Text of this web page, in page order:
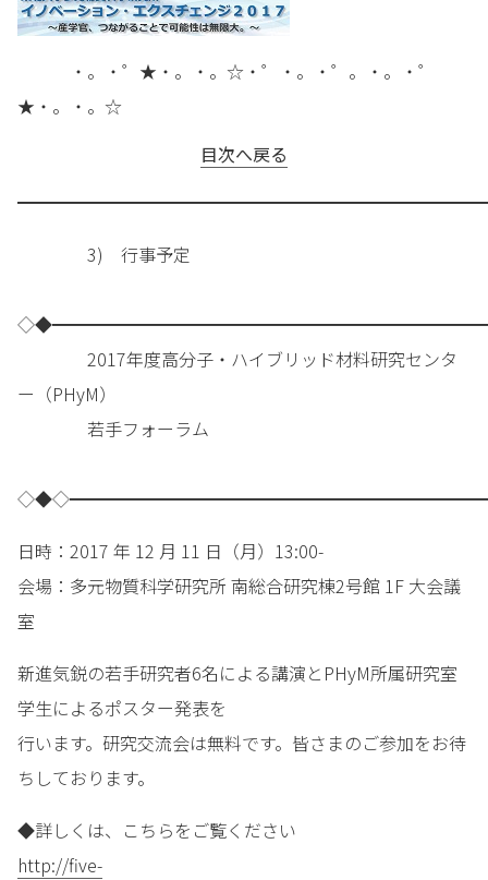
・。・゜★・。・。☆・゜・。・゜。・。・゜
★・。・。☆
目次へ戻る
3) 行事予定
2017年度高分子・ハイブリッド材料研究センタ
ー（PHyM）
若手フォーラム
日時：2017 年 12 月 11 日（月）13:00-
会場：多元物質科学研究所 南総合研究棟2号館 1F 大会議
室
新進気鋭の若手研究者6名による講演とPHyM所属研究室
学生によるポスター発表を
行います。研究交流会は無料です。皆さまのご参加をお待
ちしております。
◆詳しくは、こちらをご覧ください
http://five-